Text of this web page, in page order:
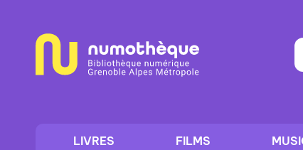
contenu
LIVRES FILMS